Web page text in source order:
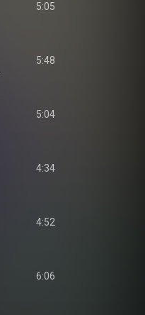
5:05
5:48
5:04
4:34
4:52
6:06